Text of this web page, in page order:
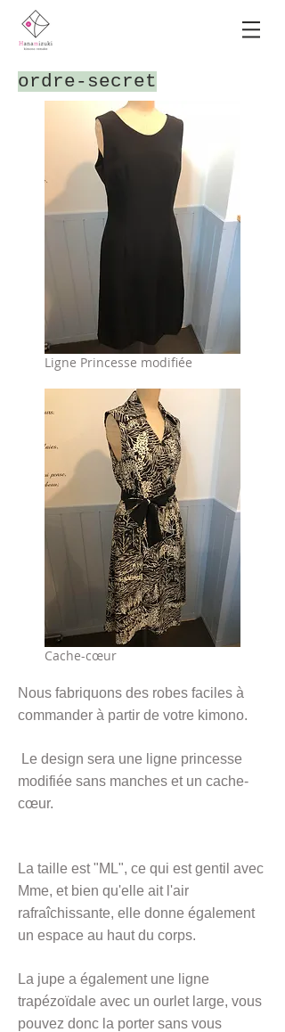
​ordre-secret
​Ligne Princesse modifiée
​Cache-cœur
Nous fabriquons des robes faciles à
commander à partir de votre kimono.
Le design sera une ligne princesse
modifiée sans manches et un cache-
cœur.
La taille est "ML", ce qui est gentil avec
Mme, et bien qu'elle ait l'air
rafraîchissante, elle donne également
un espace au haut du corps.
La jupe a également une ligne
trapézoïdale avec un ourlet large, vous
pouvez donc la porter sans vous